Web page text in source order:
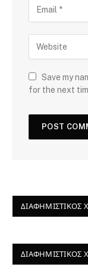
Save my
for the next
ΔΙΑΦΗΜΙΣΤΙΚΌΣ
ΔΙΑΦΗΜΙΣΤΙΚΌΣ